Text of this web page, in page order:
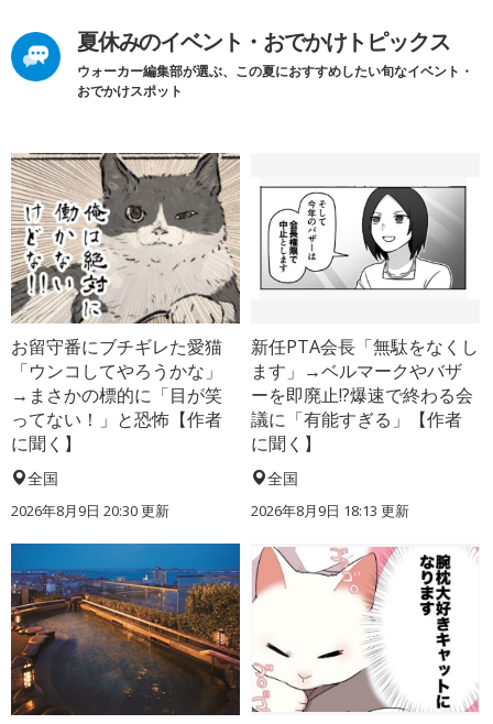
夏休みのイベント・おでかけトピックス
ウォーカー編集部が選ぶ、この夏におすすめしたい旬なイベント・
おでかけスポット
お留守番にブチギレた愛猫
「ウンコしてやろうかな」
→まさかの標的に「目が笑
ってない！」と恐怖【作者
に聞く】
全国
2026年8月9日 20:30更新
新任PTA会長「無駄をなくし
ます」→ベルマークやバザ
ーを即廃止!?爆速で終わる会
議に「有能すぎる」【作者
に聞く】
全国
2026年8月9日 18:13 更新